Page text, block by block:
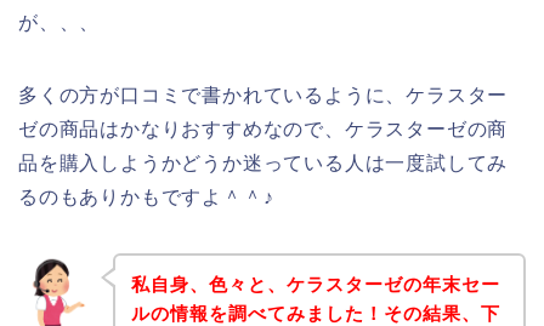
が、、、
多くの方が口コミで書かれているように、ケラスター
ゼの商品はかなりおすすめなので、ケラスターゼの商
品を購入しようかどうか迷っている人は一度試してみ
るのもありかもですよ＾＾♪
私自身、色々と、ケラスターゼの年末セー
ルの情報を調べてみました！その結果、下